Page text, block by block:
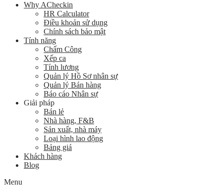
Why ACheckin
HR Calculator
Điều khoản sử dụng
Chính sách bảo mật
Tính năng
Chấm Công
Xếp ca
Tính lương
Quản lý Hồ Sơ nhân sự
Quản lý Bán hàng
Báo cáo Nhân sự
Giải pháp
Bán lẻ
Nhà hàng, F&B
Sản xuất, nhà máy
Loại hình lao động
Bảng giá
Khách hàng
Blog
Menu